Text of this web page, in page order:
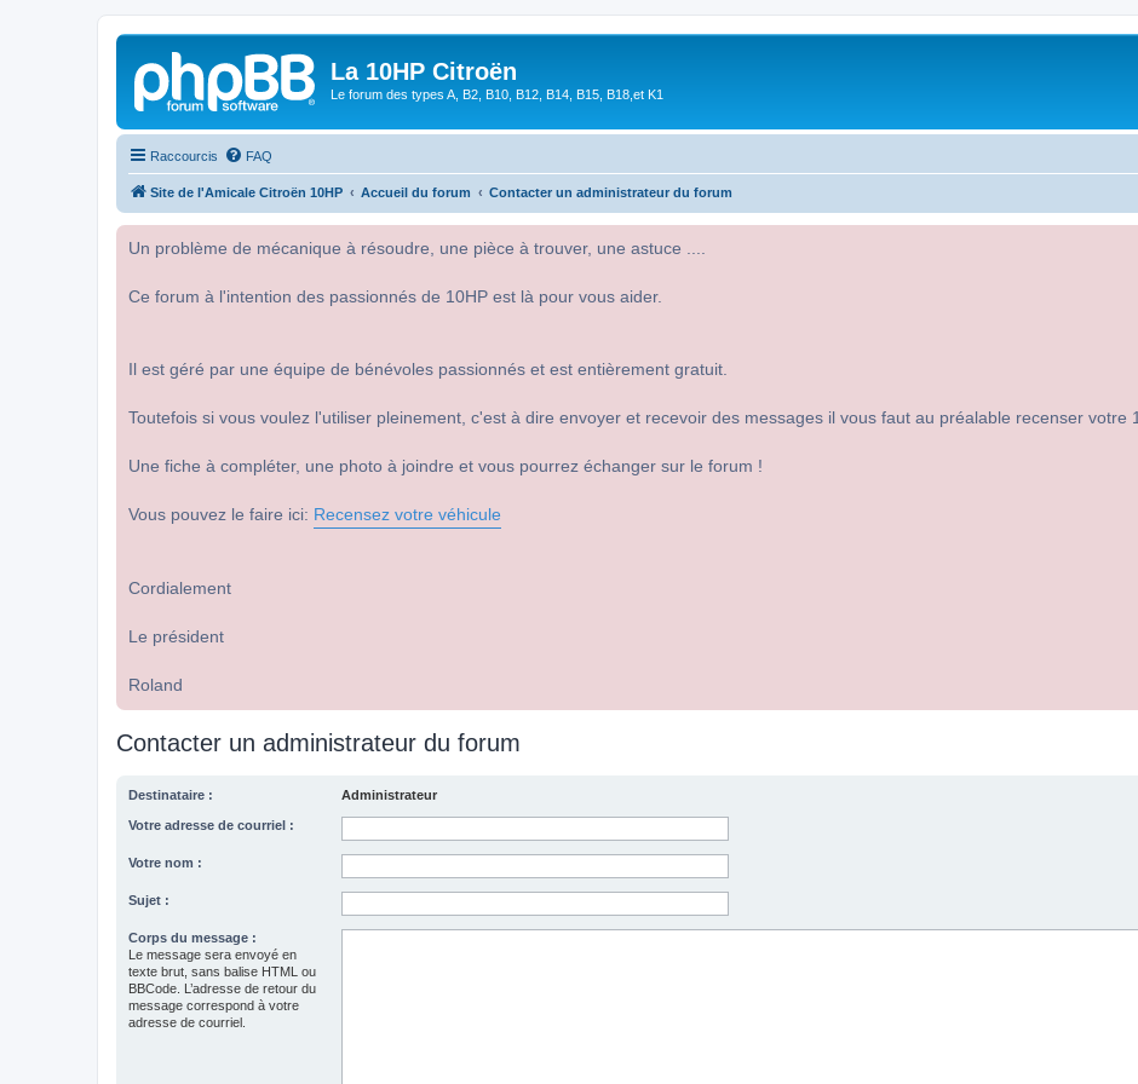
La 10HP Citroën
Le forum des types A, B2, B10, B12, B14, B15, B18,et K1
Raccourcis FAQ
Site de l'Amicale Citroën 10HP Accueil du forum Contacter un administrateur du forum
Un problème de mécanique à résoudre, une pièce à trouver, une astuce ....
Ce forum à l'intention des passionnés de 10HP est là pour vous aider.
Il est géré par une équipe de bénévoles passionnés et est entièrement gratuit.
Toutefois si vous voulez l'utiliser pleinement, c'est à dire envoyer et recevoir des messages il vous faut au préalable recenser votre
Une fiche à compléter, une photo à joindre et vous pourrez échanger sur le forum !
Vous pouvez le faire ici: Recensez votre véhicule
Cordialement
Le président
Roland
Contacter un administrateur du forum
Destinataire : Administrateur
Votre adresse de courriel :
Votre nom :
Sujet :
Corps du message :
Le message sera envoyé en
texte brut, sans balise HTML ou
BBCode. L’adresse de retour du
message correspond à votre
adresse de courriel.